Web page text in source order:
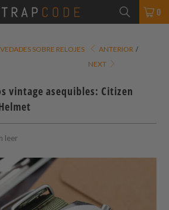
0
SOBRE RELOJES
ANTERIOR /
NEXT
vintage asequibles: Citizen
leer